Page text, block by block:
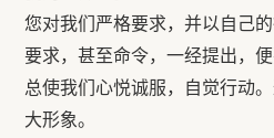
您对我们严格要求，并以自己
要求，甚至命令，一经提出，
总使我们心悦诚服，自觉行动
大形象。